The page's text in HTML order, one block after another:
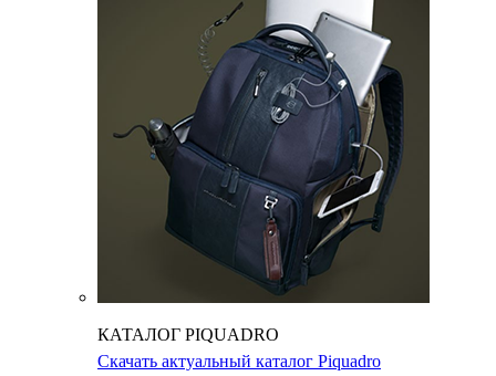
КАТАЛОГ PIQUADRO
Скачать актуальный каталог Piquadro